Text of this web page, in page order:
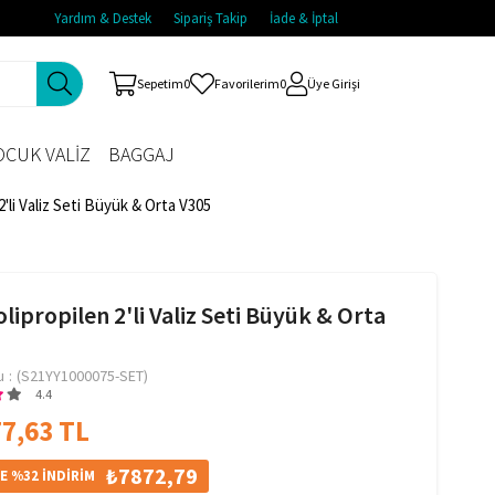
Yardım & Destek Sipariş Takip İade & İptal
Sepetim0 Favorilerim0 Üye Girişi
VALİZ BAGGAJ
Valiz Seti Büyük & Orta V305
2'li Valiz Seti Büyük & Orta
(S21YY1000075-SET)
4.4
TL
%32 İNDİRİM ₺7872,79